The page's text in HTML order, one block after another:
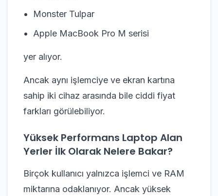
Monster Tulpar
Apple MacBook Pro M serisi
yer alıyor.
Ancak aynı işlemciye ve ekran kartına
sahip iki cihaz arasında bile ciddi fiyat
farkları görülebiliyor.
Yüksek Performans Laptop Alan
Yerler İlk Olarak Nelere Bakar?
Birçok kullanıcı yalnızca işlemci ve RAM
miktarına odaklanıyor. Ancak yüksek